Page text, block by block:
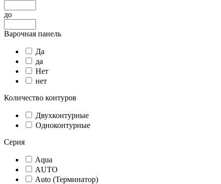
до
Варочная панель
Да
да
Нет
нет
Количество контуров
Двухконтурные
Одноконтурные
Серия
Aqua
AUTO
Auto (Терминатор)